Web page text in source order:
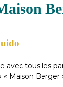
avec tous les
« Maison Berger